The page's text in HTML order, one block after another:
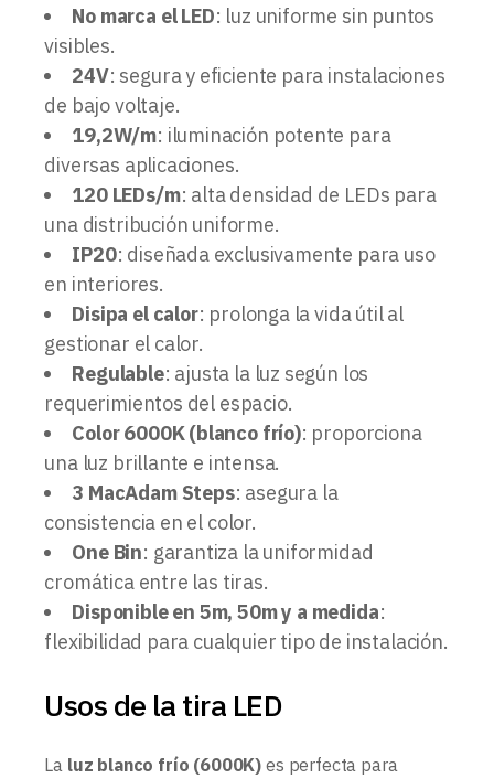
No marca el LED: luz uniforme sin puntos
visibles.
24V: segura y eficiente para instalaciones
de bajo voltaje.
19,2W/m: iluminación potente para
diversas aplicaciones.
120 LEDs/m: alta densidad de LEDs para
una distribución uniforme.
IP20: diseñada exclusivamente para uso
en interiores.
Disipa el calor: prolonga la vida útil al
gestionar el calor.
Regulable: ajusta la luz según los
requerimientos del espacio.
Color 6000K (blanco frío): proporciona
una luz brillante e intensa.
3 MacAdam Steps: asegura la
consistencia en el color.
One Bin: garantiza la uniformidad
cromática entre las tiras.
Disponible en 5m, 50m y a medida:
flexibilidad para cualquier tipo de instalación.
Usos de la tira LED
La luz blanco frío (6000K) es perfecta para